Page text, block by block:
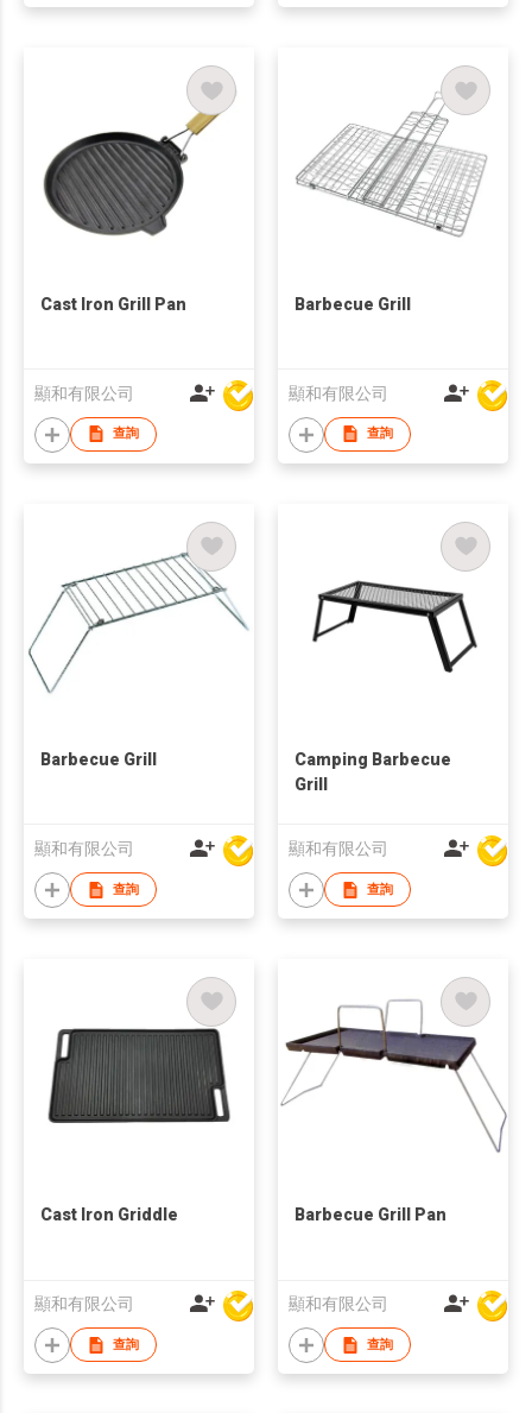
Cast Iron Grill Pan
顯和有限公司
查詢
Barbecue Grill
顯和有限公司
查詢
Barbecue Grill
顯和有限公司
查詢
Camping Barbecue
Grill
顯和有限公司
查詢
Cast Iron Griddle
顯和有限公司
查詢
Barbecue Grill Pan
顯和有限公司
查詢